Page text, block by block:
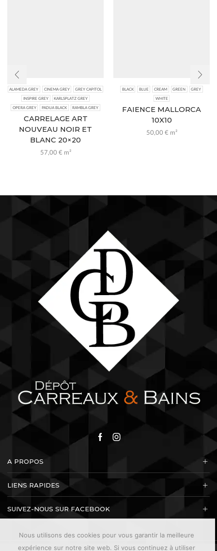
ALAMEDA GREY CINEMA GREY GREY CAPITOL
INSPIRE GREY KARLSPLATZ GREY
OPERA GREY PADUA BLACK RAMBLA GREY
CARRELAGE ART
NOUVEAU NOIR ET
BLANC 20×20
57,00 € m²
BLACK BLUE CREAM GREEN GREY
WHITE
FAIENCE MALLORCA
10X10
50,00 € m²
FacebookInstagram
A PROPOS
LIENS RAPIDES
SUIVEZ-NOUS SUR FACEBOOK
Nous utilisons des cookies pour vous garantir la meilleure
expérience sur notre site web. Si vous continuez à utiliser